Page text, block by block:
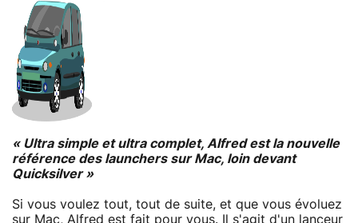
« Ultra simple et ultra complet, Alfred est la nouvelle
référence des launchers sur Mac, loin devant
Quicksilver »
Si vous voulez tout, tout de suite, et que vous évoluez
sur Mac, Alfred est fait pour vous. Il s'agit d'un lanceur